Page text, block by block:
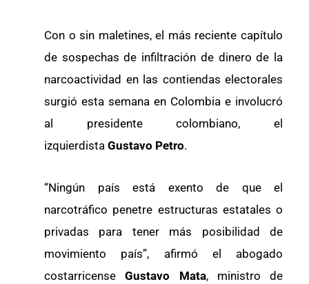
Con o sin maletines, el más reciente capítulo
de sospechas de infiltración de dinero de la
narcoactividad en las contiendas electorales
surgió esta semana en Colombia e involucró
al presidente colombiano, el
izquierdista Gustavo Petro.
“Ningún país está exento de que el
narcotráfico penetre estructuras estatales o
privadas para tener más posibilidad de
movimiento país”, afirmó el abogado
costarricenseGustavo Mata, ministro de